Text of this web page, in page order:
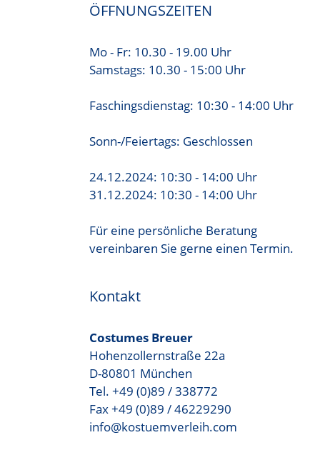
ÖFFNUNGSZEITEN
Mo - Fr: 10.30 - 19.00 Uhr
Samstags: 10.30 - 15:00 Uhr
Faschingsdienstag: 10:30 - 14:00 Uhr
Sonn-/Feiertags: Geschlossen
24.12.2024: 10:30 - 14:00 Uhr
31.12.2024: 10:30 - 14:00 Uhr
Für eine persönliche Beratung
vereinbaren Sie gerne einen Termin.
Kontakt
Costumes Breuer
Hohenzollernstraße 22a
D-80801 München
Tel. +49 (0)89 / 338772
Fax +49 (0)89 / 46229290
info@kostuemverleih.com